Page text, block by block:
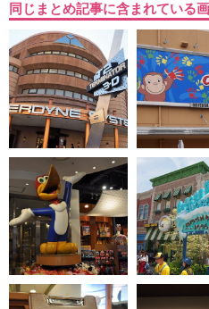
同じまとめ記事に含まれている